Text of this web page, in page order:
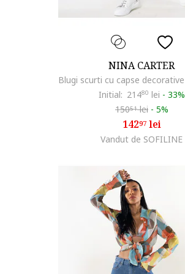
NINA CARTER
Initial: 21480 lei - 33%
15051lei - 5%
14297lei
Vandut de SOFILINE